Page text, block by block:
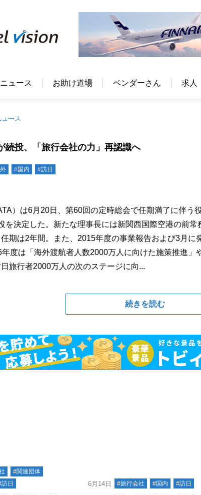
ュース お助け道場 ベンダーさん 求人
ュース
続投、「旅行会社の力」再認識へ
#国内 #訪日
）は6月20日、第60回の定時総会で任期満了に伴う
を決定した。新たな理事長には新関西国際空港の前
期は2年間。また、2015年度の事業報告および3月に
度は「海外渡航者人数2000万人に向けた施策推進」
旅行者2000万人の次のステージに向...
続きを読む
#関連団体
訪日 6月14日 #旅行会社 #国内 #訪日